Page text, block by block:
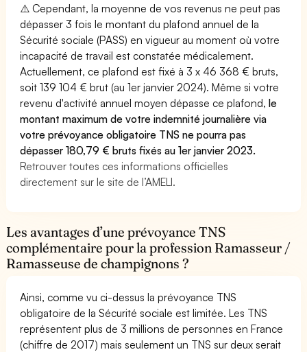
⚠️ Cependant, la moyenne de vos revenus ne peut pas
dépasser 3 fois le montant du plafond annuel de la
Sécurité sociale (PASS) en vigueur au moment où votre
incapacité de travail est constatée médicalement.
Actuellement, ce plafond est fixé à 3 x 46 368 € bruts,
soit 139 104 € brut (au 1er janvier 2024). Même si votre
revenu d'activité annuel moyen dépasse ce plafond,le
montant maximum de votre indemnité journalière via
votre prévoyance obligatoire TNS ne pourra pas
dépasser 180,79 € bruts fixés au 1er janvier 2023.
Retrouver toutes ces informations officielles
directement sur le site de l’AMELI.
Les avantages d’une prévoyance TNS
complémentaire pour la profession Ramasseur /
Ramasseuse de champignons ?
Ainsi, comme vu ci-dessus la prévoyance TNS
obligatoire de la Sécurité sociale est limitée. Les TNS
représentent plus de 3 millions de personnes en France
(chiffre de 2017) mais seulement un TNS sur deux serait